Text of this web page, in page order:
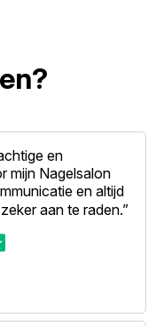
en
mijn Nagelsalon
en altijd
aan te raden.”